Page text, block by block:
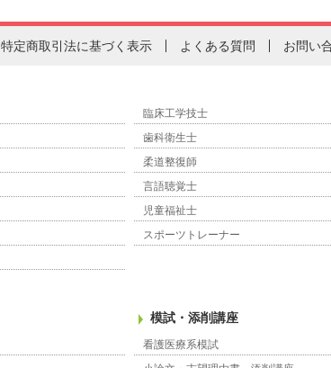
特定商取引法に基づく表示 よくある質問 お問い
臨床工学技士
歯科衛生士
柔道整復師
言語聴覚士
児童福祉士
スポーツトレーナー
模試・添削講座
看護医療系模試